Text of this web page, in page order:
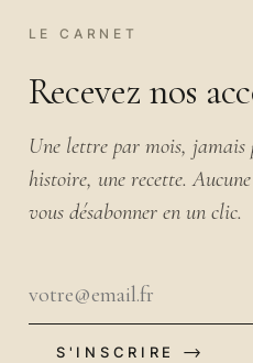
LE CARNET
Recevez nos
Une lettre par mois, jamais
histoire, une recette.
vous désabonner en un clic.
S'INSCRIRE